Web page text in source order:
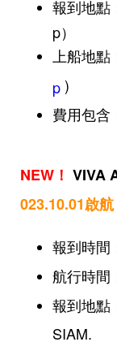
報到地點
p）
上船地
p )
費用包含
NEW！ VIVA
023.10.01啟
報到時間
航行時間
報到地點
SIAM.